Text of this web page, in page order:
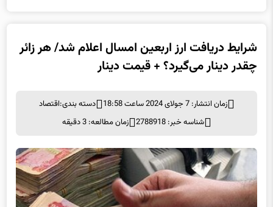
شرایط دریافت ارز اربعین امسال اعلام شد/ هر زائر
چقدر دینار می‌گیرد؟ + قیمت دینار
زمان انتشار: 7 جولای 2024 ساعت 18:58 دسته بندی:اقتصاد
شناسه خبر: 2788918
زمان مطالعه: 3 دقیقه